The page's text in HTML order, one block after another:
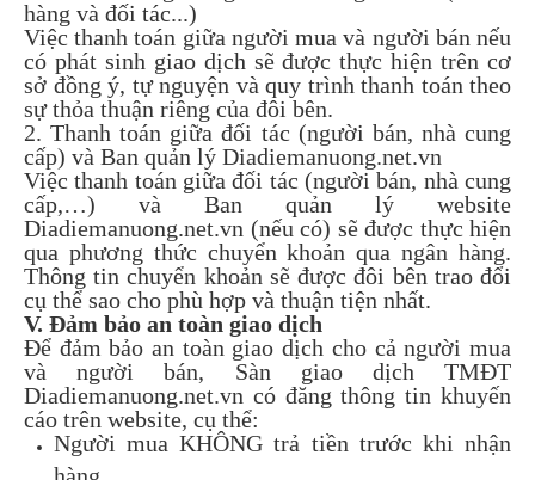
hàng và đối tác...)
Việc thanh toán giữa người mua và người bán nếu
có phát sinh giao dịch sẽ được thực hiện trên cơ
sở đồng ý, tự nguyện và quy trình thanh toán theo
sự thỏa thuận riêng của đôi bên.
2. Thanh toán giữa đối tác (người bán, nhà cung
cấp) và Ban quản lý Diadiemanuong.net.vn
Việc thanh toán giữa đối tác (người bán, nhà cung
cấp,…) và Ban quản lý website
Diadiemanuong.net.vn (nếu có) sẽ được thực hiện
qua phương thức chuyển khoản qua ngân hàng.
Thông tin chuyển khoản sẽ được đôi bên trao đổi
cụ thể sao cho phù hợp và thuận tiện nhất.
V. Đảm bảo an toàn giao dịch
Để đảm bảo an toàn giao dịch cho cả người mua
và người bán, Sàn giao dịch TMĐT
Diadiemanuong.net.vn có đăng thông tin khuyến
cáo trên website, cụ thể:
Người mua KHÔNG trả tiền trước khi nhận
hàng.